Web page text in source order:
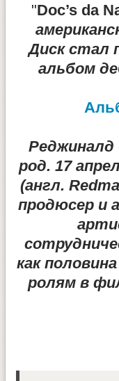
"Doc’s da
Диск стал
альбом
Реджиналд
род. 17
(англ.
продюсер и
как
ролям в